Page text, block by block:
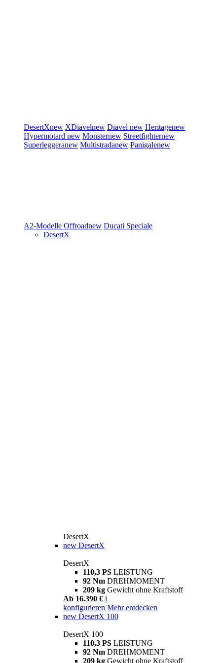
DesertXnew XDiavelnew Diavel new Heritagenew
Hypermotard new Monsternew Streetfighternew
Superleggeranew Multistradanew Panigalenew
A2-Modelle Offroadnew Ducati Speciale
DesertX
DesertX
new DesertX
DesertX
110,3 PS LEISTUNG
92 Nm DREHMOMENT
209 kg Gewicht ohne Kraftstoff
Ab 16.390 € i
konfigurieren Mehr entdecken
new DesertX 100
DesertX 100
110,3 PS LEISTUNG
92 Nm DREHMOMENT
209 kg Gewicht ohne Kraftstoff